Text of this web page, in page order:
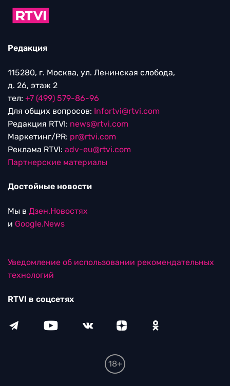
Редакция
115280, г. Москва, ул. Ленинская слобода,
д. 26, этаж 2
тел: +7 (499) 579-86-96
Для общих вопросов: Infortvi@rtvi.com
Редакция RTVI: news@rtvi.com
Маркетинг/PR: pr@rtvi.com
Реклама RTVI: adv-eu@rtvi.com
Партнерские материалы
Достойные новости
Мы в Дзен.Новостях
и Google.News
Уведомление об использовании рекомендательных
технологий
RTVI в соцсетях
18+